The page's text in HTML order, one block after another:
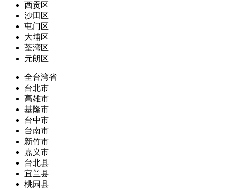
西贡区
沙田区
屯门区
大埔区
荃湾区
元朗区
全台湾省
台北市
高雄市
基隆市
台中市
台南市
新竹市
嘉义市
台北县
宜兰县
桃园县